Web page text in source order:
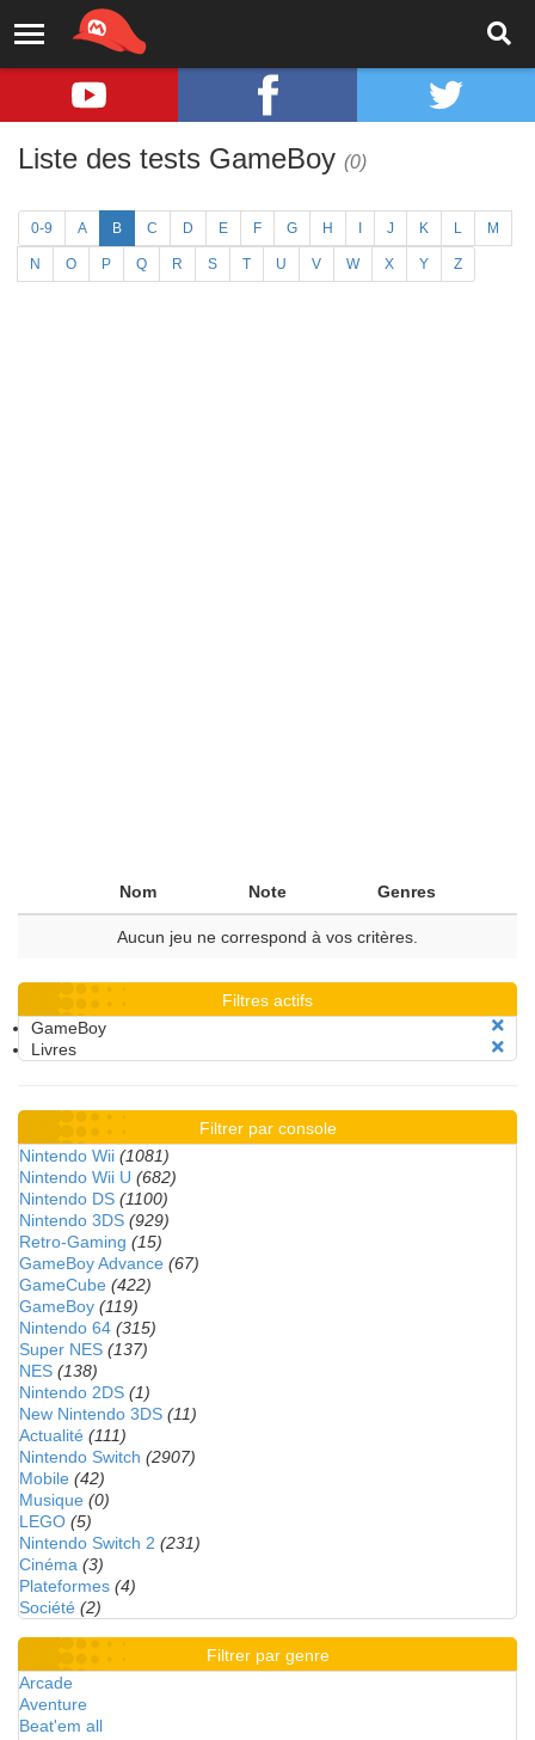
Liste des tests GameBoy (0)
0-9 A B C D E F G H J K L M
N O P Q R S T U V W X Y Z
Nom Note Genres
Aucun jeu ne correspond à vos critères.
Filtres actifs
GameBoy
Livres
Filtrer par console
Nintendo Wii (1081)
Nintendo Wii U (682)
Nintendo DS (1100)
Nintendo 3DS (929)
Retro-Gaming (15)
GameBoy Advance (67)
GameCube (422)
GameBoy (119)
Nintendo 64 (315)
Super NES (137)
NES (138)
Nintendo 2DS (1)
New Nintendo 3DS (11)
Actualité (111)
Nintendo Switch (2907)
Mobile (42)
Musique (0)
LEGO (5)
Nintendo Switch 2 (231)
Cinéma (3)
Plateformes (4)
Société (2)
Filtrer par genre
Arcade
Aventure
Beat'em all